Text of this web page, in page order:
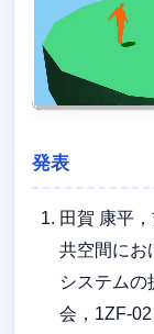
発表
田賀 康平
共空間にお
システムの
会，1ZF-02